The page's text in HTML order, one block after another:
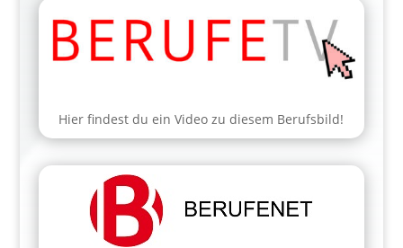
Hier findest du ein Video zu diesem Berufsbild!